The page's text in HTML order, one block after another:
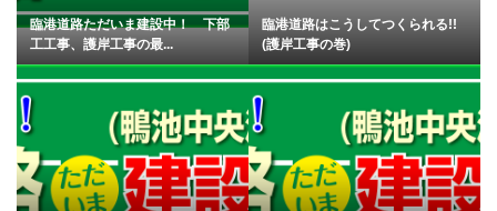
臨港道路ただいま建設中！ 下部
工工事、護岸工事の最...
臨港道路はこうしてつくられる!!
(護岸工事の巻)